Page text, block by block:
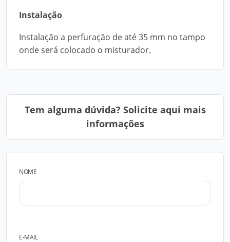
Instalação
Instalação a perfuração de até 35 mm no tampo
onde será colocado o misturador.
Tem alguma dúvida? Solicite aqui mais
informações
NOME
E-MAIL